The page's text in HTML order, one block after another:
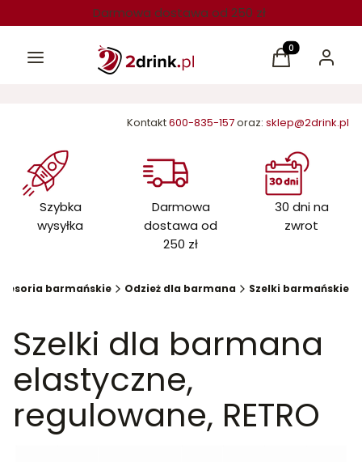
Darmowa dostawa od 250 zł
Menu Produkty w
Koszyk Zaloguj
Kontakt600-835-157oraz: sklep@2drink.pl
Szybka
wysyłka
Darmowa
dostawa od
250 zł
30 dni na
zwrot
barmańskie Odzież dla barmana Szelki barmańskie
Szelki dla barmana
elastyczne,
regulowane, RETRO